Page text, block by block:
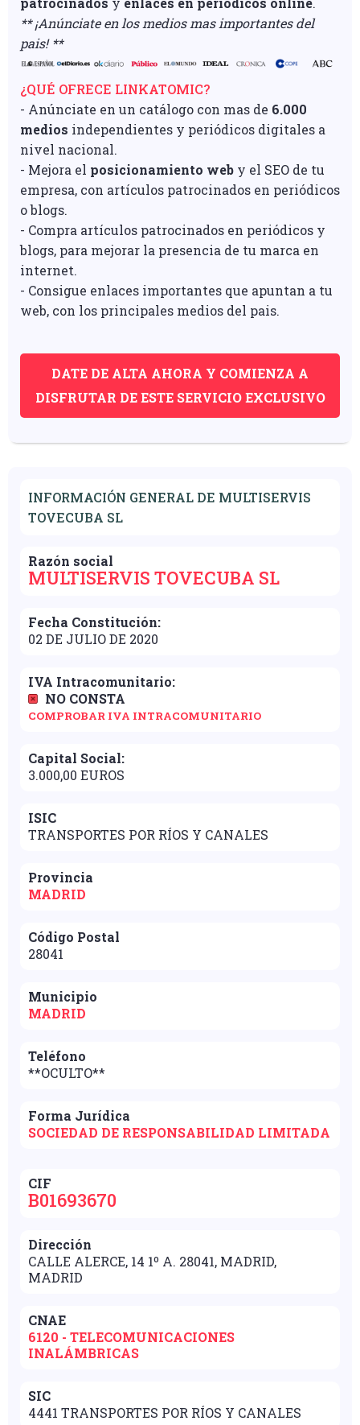
** ¡Anúnciate en los medios mas importantes del
pais! **
¿QUÉ OFRECE LINKATOMIC?
- Anúnciate en un catálogo con mas de 6.000
medios independientes y periódicos digitales a
nivel nacional.
- Mejora el posicionamiento web y el SEO de tu
empresa, con artículos patrocinados en periódicos
o blogs.
- Compra artículos patrocinados en periódicos y
blogs, para mejorar la presencia de tu marca en
internet.
- Consigue enlaces importantes que apuntan a tu
web, con los principales medios del pais.
DATE DE ALTA AHORA Y COMIENZA A
DISFRUTAR DE ESTE SERVICIO EXCLUSIVO
INFORMACIÓN GENERAL DE MULTISERVIS
TOVECUBA SL
Razón social
MULTISERVIS TOVECUBA SL
Fecha Constitución:
02 DE JULIO DE 2020
IVA Intracomunitario:
NO CONSTA
COMPROBAR IVA INTRACOMUNITARIO
Capital Social:
3.000,00 EUROS
ISIC
TRANSPORTES POR RÍOS Y CANALES
Provincia
MADRID
Código Postal
28041
Municipio
MADRID
Teléfono
**OCULTO**
Forma Jurídica
SOCIEDAD DE RESPONSABILIDAD LIMITADA
CIF
B01693670
Dirección
CALLE ALERCE, 14 1º A. 28041, MADRID,
MADRID
CNAE
6120 - TELECOMUNICACIONES
INALÁMBRICAS
SIC
4441 TRANSPORTES POR RÍOS Y CANALES